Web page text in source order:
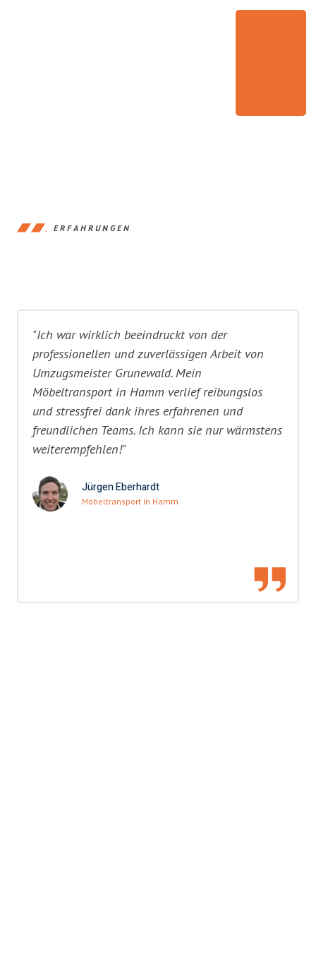
ERFAHRUNGEN
"Ich war wirklich beeindruckt von der
professionellen und zuverlässigen Arbeit von
Umzugsmeister Grunewald. Mein
Möbeltransport in Hamm verlief reibungslos
und stressfrei dank ihres erfahrenen und
freundlichen Teams. Ich kann sie nur wärmstens
weiterempfehlen!"
Jürgen Eberhardt
Möbeltransport in Hamm